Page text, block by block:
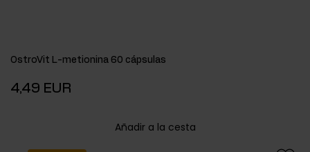
OstroVit L-metionina 60 cápsulas
4,49 EUR
Añadir a la cesta